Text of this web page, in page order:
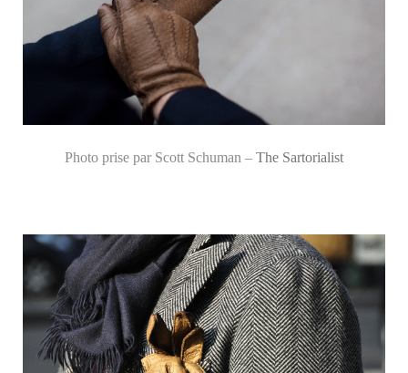
Photo prise par Scott Schuman – The Sartorialist